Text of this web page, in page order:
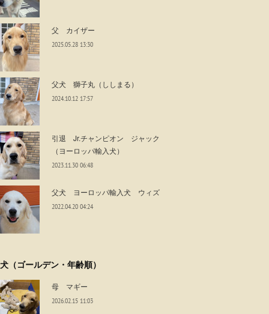
父 カイザー
2025.05.28 13:30
父犬 獅子丸（ししまる）
2024.10.12 17:57
引退 Jr.チャンピオン ジャック
（ヨーロッパ輸入犬）
2023.11.30 06:48
父犬 ヨーロッパ輸入犬 ウィズ
2022.04.20 04:24
（ゴールデン・年齢順）
母 マギー
2026.02.15 11:03